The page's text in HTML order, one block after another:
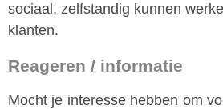
sociaal, zelfstandig kunnen
klanten.
Reageren / informatie
Mocht je interesse hebben om